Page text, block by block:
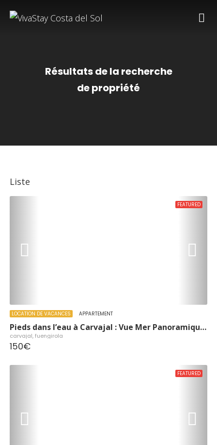
Résultats de la recherche
de propriété
Liste
FEATURED
LOCATION DE VACANCES APPARTEMENT
Pieds dans l’eau à Carvajal : Vue Mer Panoramique & Parking
carvajal, fuengirola
150€
FEATURED